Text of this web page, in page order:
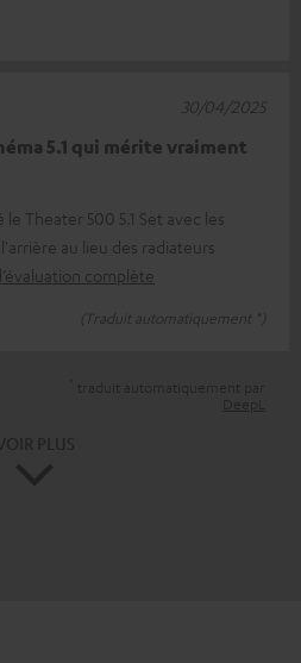
5.1 qui mérite vraiment
Theater 500 5.1 Set avec les
au lieu des radiateurs
l’évaluation complète
(Traduit automatiquement *)
30/04/2025